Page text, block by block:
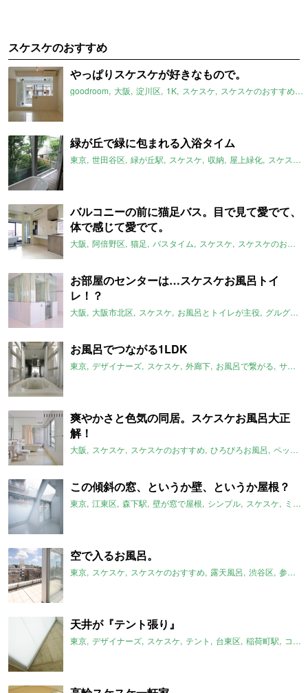
スケスケのおすすめ
やっぱりスケスケが好きなもので。
goodroom 大阪 淀川区 1K スケスケ スケスケのおすすめ
緑が丘で緑に包まれる入浴タイム
東京 世田谷区 緑が丘駅 スケスケ 収納 屋上緑化 スケスケのおすすめ
バルコニーの前に猫足バス。目で見て愛でて、
体で感じて愛でて。
大阪 阿倍野区 猫足 バスタイム スケスケ スケスケのおすすめ
お部屋のセンターは…スケスケお風呂トイ
レ！？
大阪 大阪市北区 スケスケ お風呂とトイレが主役 グルグル系
お風呂でつながる1LDK
東京 デザイナーズ スケスケ 外廊下 お風呂で繋がる サンルーム
爽やかさと色気の同居。スケスケお風呂大正
解！
大阪 スケスケ スケスケのおすすめ ひろびろお風呂 ペット可
この傾斜の窓、というか壁、というか屋根？
東京 江東区 森下駅 壁が窓で屋根 シンプル スケスケ ミニマム
空で入るお風呂。
東京 スケスケ スケスケのおすすめ 露天風呂 渋谷区 参宮橋駅
天井が『テント張り』
東京 デザイナーズ スケスケ テント 台東区 稲荷町駅 コンクリート